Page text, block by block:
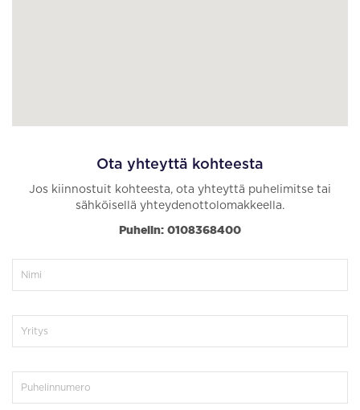
Ota yhteyttä kohteesta
Jos kiinnostuit kohteesta, ota yhteyttä puhelimitse tai
sähköisellä yhteydenottolomakkeella.
Puhelin: 0108368400